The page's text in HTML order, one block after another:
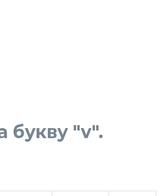
букву "v".